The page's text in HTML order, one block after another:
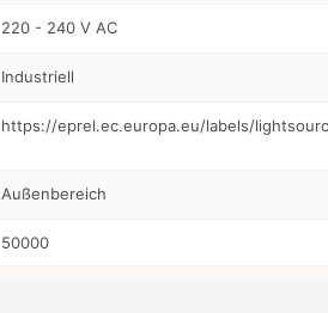
220 - 240 V AC
Industriell
https://eprel.ec.europa.eu/labels/
Außenbereich
50000